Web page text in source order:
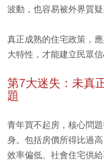
波動，也容易被外界質疑
真正成熟的住宅政策，
大特性，才能建立民眾
第7大迷失：未真
題
青年買不起房，核心問
身。包括房價所得比過
效率偏低、社會住宅供